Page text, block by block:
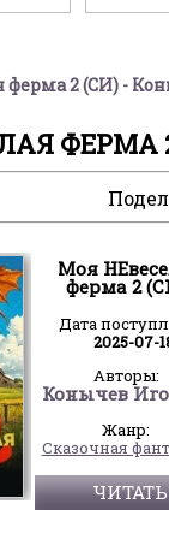
ферма 2 (СИ) -
ФЕРМА
Моя
ферма 2
Дата
2025-07-
Авторы:
Жанр:
ЧИТАТЬ